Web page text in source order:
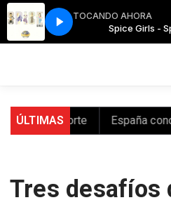
TOCANDO AHORA
Life Spice Girls - Spice
ÚLTIMAS
norte España conquista
Tres desafíos